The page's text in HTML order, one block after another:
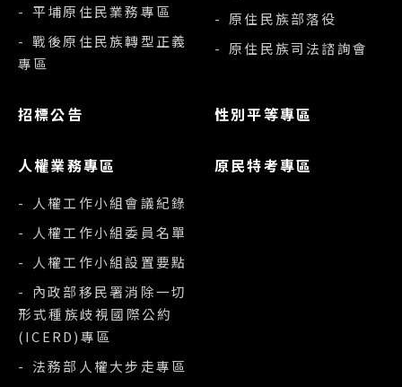
- 平埔原住民業務專區
- 戰後原住民族轉型正義
專區
- 原住民族部落役
- 原住民族司法諮詢會
招標公告 性別平等專區
人權業務專區
- 人權工作小組會議紀錄
- 人權工作小組委員名單
- 人權工作小組設置要點
- 內政部移民署消除一切
形式種族歧視國際公約
(ICERD)專區
- 法務部人權大步走專區
原民特考專區